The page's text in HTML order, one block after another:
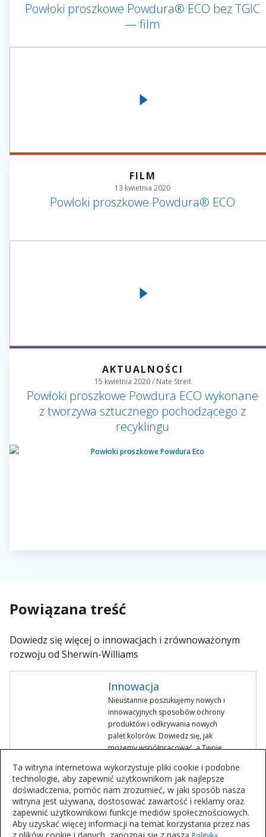
Powłoki proszkowe Powdura® ECO bez TGIC
— film
FILM
13 kwietnia 2020
Powłoki proszkowe Powdura® ECO
AKTUALNOŚCI
15 kwietnia 2020 / Nate Streit
Powłoki proszkowe Powdura ECO wykonane
z tworzywa sztucznego pochodzącego z
recyklingu
Powiązana treść
Dowiedz się więcej o innowacjach i zrównoważonym
rozwoju od Sherwin-Williams
Innowacja
Nieustannie poszukujemy nowych i
innowacyjnych sposobów ochrony
produktów i odkrywania nowych
palet kolorów. Dowiedz się, jak
możemy współpracować, a Twoje
rozwiązane przez naszą kolejną
innowację.
Zrównoważony rozwój
Ta witryna internetowa wykorzystuje pliki cookie i podobne
technologie, aby zapewnić użytkownikom jak najlepsze
doświadczenia, pomóc nam zrozumieć, w jaki sposób nasza
witryna jest używana, dostosować zawartość i reklamy oraz
zapewnić użytkownikowi funkcje mediów społecznościowych.
Aby uzyskać więcej informacji na temat korzystania przez nas